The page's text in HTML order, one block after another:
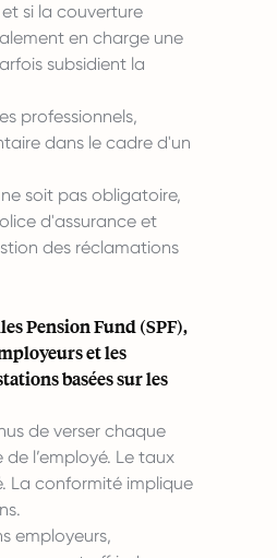
si la couverture
en charge une
subsidient la
professionnels,
dans le cadre d'un
soit pas obligatoire,
d'assurance et
des réclamations
Pension Fund (SPF),
et les
basées sur les
de verser chaque
l’employé. Le taux
La conformité implique
employeurs,